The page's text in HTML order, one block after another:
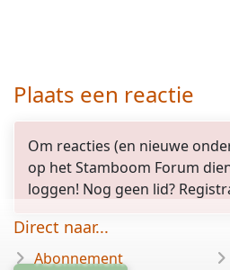
Plaats een reactie
Om reacties (en nieuwe
op het Stamboom Forum
loggen! Nog geen lid?
Direct naar...
Abonnement